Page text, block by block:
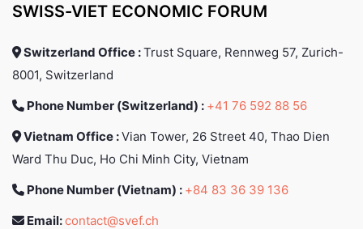
SWISS-VIET ECONOMIC FORUM
Switzerland Office :Trust Square, Rennweg 57, Zurich-
8001, Switzerland
Phone Number (Switzerland) : +41 76 592 88 56
Vietnam Office :Vian Tower, 26 Street 40, Thao Dien
Ward Thu Duc, Ho Chi Minh City, Vietnam
Phone Number (Vietnam) : +84 83 36 39 136
Email:contact@svef.ch